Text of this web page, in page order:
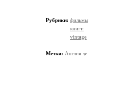
Рубрики: фильмы
книги
vintage
Метки: Англия